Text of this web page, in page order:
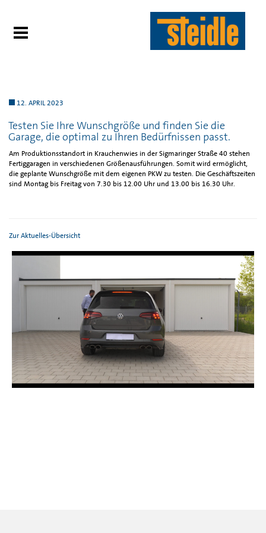
12. APRIL 2023
Testen Sie Ihre Wunschgröße und finden Sie die
Garage, die optimal zu Ihren Bedürfnissen passt.
Am Produktionsstandort in Krauchenwies in der Sigmaringer Straße 40 stehen
Fertiggaragen in verschiedenen Größenausführungen. Somit wird ermöglicht,
die geplante Wunschgröße mit dem eigenen PKW zu testen. Die Geschäftszeiten
sind Montag bis Freitag von 7.30 bis 12.00 Uhr und 13.00 bis 16.30 Uhr.
Zur Aktuelles-Übersicht